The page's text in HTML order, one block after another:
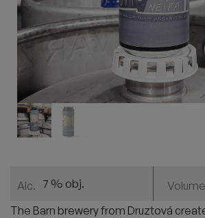
Alc. 7 % obj. Volume
The Barn brewery from Druztová